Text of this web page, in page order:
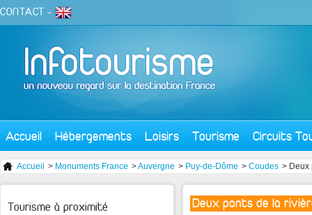
CONTACT -
Accueil Hébergements Loisirs Tourisme Circuits
Accueil > Monuments France >Auvergne > Puy-de-Dôme > Coudes > Deux
Deux ponts de la
Tourisme à proximité